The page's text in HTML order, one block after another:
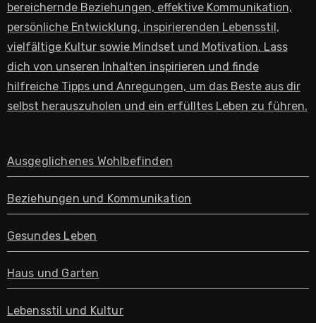
bereichernde Beziehungen, effektive Kommunikation,
persönliche Entwicklung, inspirierenden Lebensstil,
vielfältige Kultur sowie Mindset und Motivation. Lass
dich von unseren Inhalten inspirieren und finde
hilfreiche Tipps und Anregungen, um das Beste aus dir
selbst herauszuholen und ein erfülltes Leben zu führen.
Ausgeglichenes Wohlbefinden
Beziehungen und Kommunikation
Gesundes Leben
Haus und Garten
Lebensstil und Kultur